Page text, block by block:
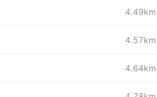
4.49km
4.57km
4.64km